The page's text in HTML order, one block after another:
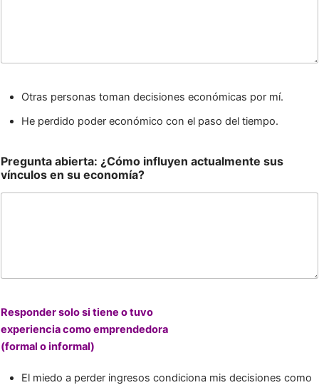
Otras personas toman decisiones económicas por mí.
He perdido poder económico con el paso del tiempo.
Pregunta abierta: ¿Cómo influyen actualmente sus
vínculos en su economía?
Responder solo si tiene o tuvo
experiencia como emprendedora
(formal o informal)
El miedo a perder ingresos condiciona mis decisiones como